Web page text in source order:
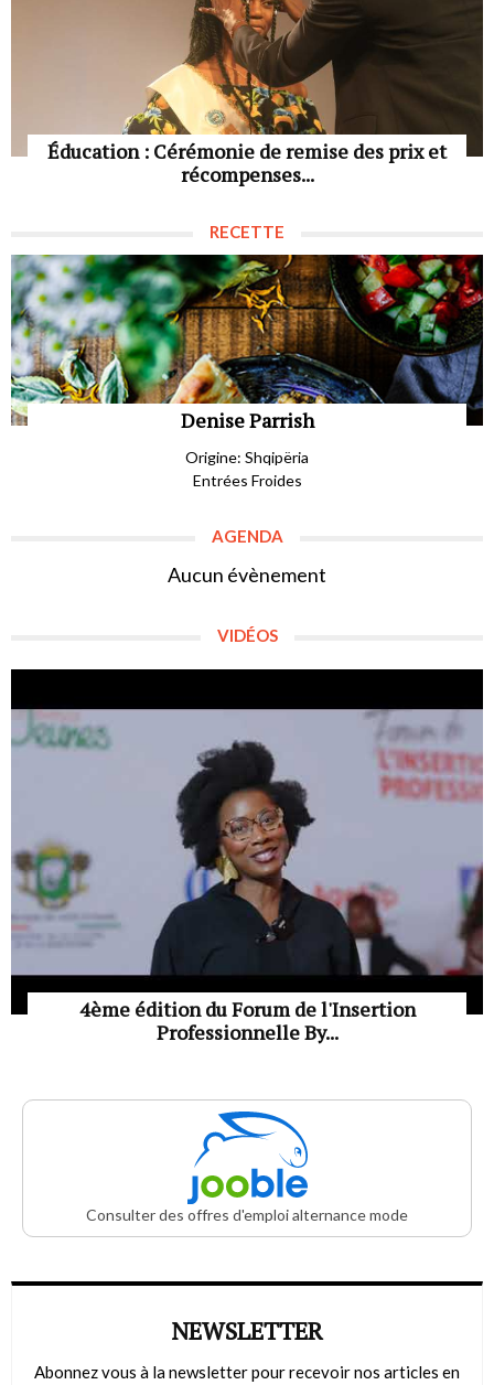
Éducation : Cérémonie de remise des prix et
récompenses...
RECETTE
Denise Parrish
Origine: Shqipëria
Entrées Froides
AGENDA
Aucun évènement
VIDÉOS
4ème édition du Forum de l'Insertion
Professionnelle By...
Consulter des offres d'emploi alternance mode
NEWSLETTER
Abonnez vous à la newsletter pour recevoir nos articles en